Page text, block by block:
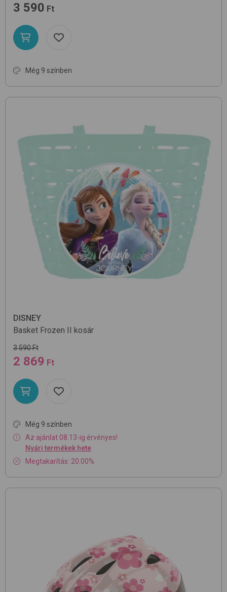
3 590 Ft
Még 9 színben
DISNEY
Basket Frozen II kosár
3 590 Ft
2 869 Ft
Még 9 színben
Az ajánlat 08.13-ig érvényes!
Nyári termékek hete
Megtakarítás: 20.00%